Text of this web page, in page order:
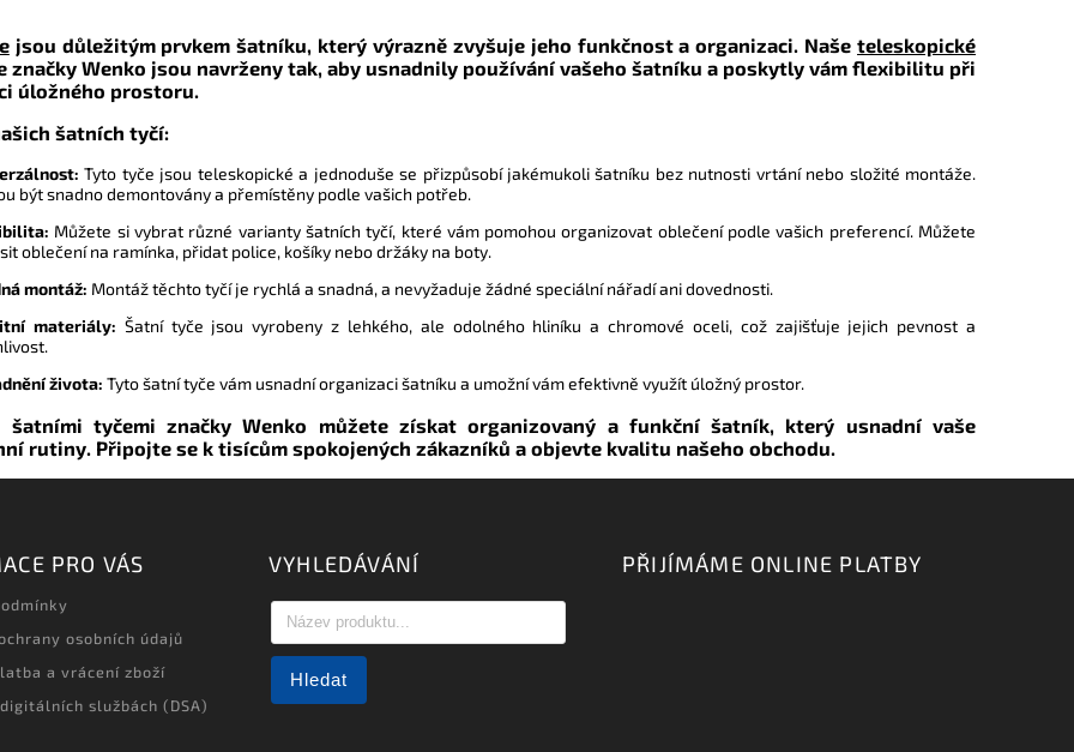
jsou důležitým prvkem šatníku, který výrazně zvyšuje jeho funkčnost a organizaci. Našeteleskopické
značky Wenko jsou navrženy tak, aby usnadnily používání vašeho šatníku a poskytly vám flexibilitu při
úložného prostoru.
šatních tyčí:
Tyto tyče jsou teleskopické a jednoduše se přizpůsobí jakémukoli šatníku bez nutnosti vrtání nebo složité montáže.
být snadno demontovány a přemístěny podle vašich potřeb.
Můžete si vybrat různé varianty šatních tyčí, které vám pomohou organizovat oblečení podle vašich preferencí. Můžete
oblečení na ramínka, přidat police, košíky nebo držáky na boty.
montáž: Montáž těchto tyčí je rychlá a snadná, a nevyžaduje žádné speciální nářadí ani dovednosti.
materiály: Šatní tyče jsou vyrobeny z lehkého, ale odolného hliníku a chromové oceli, což zajišťuje jejich pevnost a
života: Tyto šatní tyče vám usnadní organizaci šatníku a umožní vám efektivně využít úložný prostor.
šatními tyčemi značky Wenko můžete získat organizovaný a funkční šatník, který usnadní vaše
rutiny. Připojte se k tisícům spokojených zákazníků a objevte kvalitu našeho obchodu.
PRO VÁS
osobních údajů
a vrácení zboží
službách (DSA)
VYHLEDÁVÁNÍ
Hledat
PŘIJÍMÁME ONLINE PLATBY